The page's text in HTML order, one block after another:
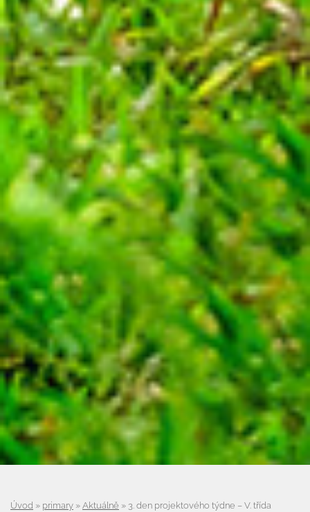
Úvod » primary » Aktuálně » 3. den projektového týdne – V. třída